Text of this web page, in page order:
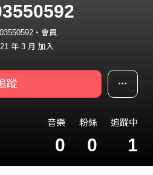
・會員
年 3 月 加入
蹤
音樂
0
粉絲
0
追蹤中
1